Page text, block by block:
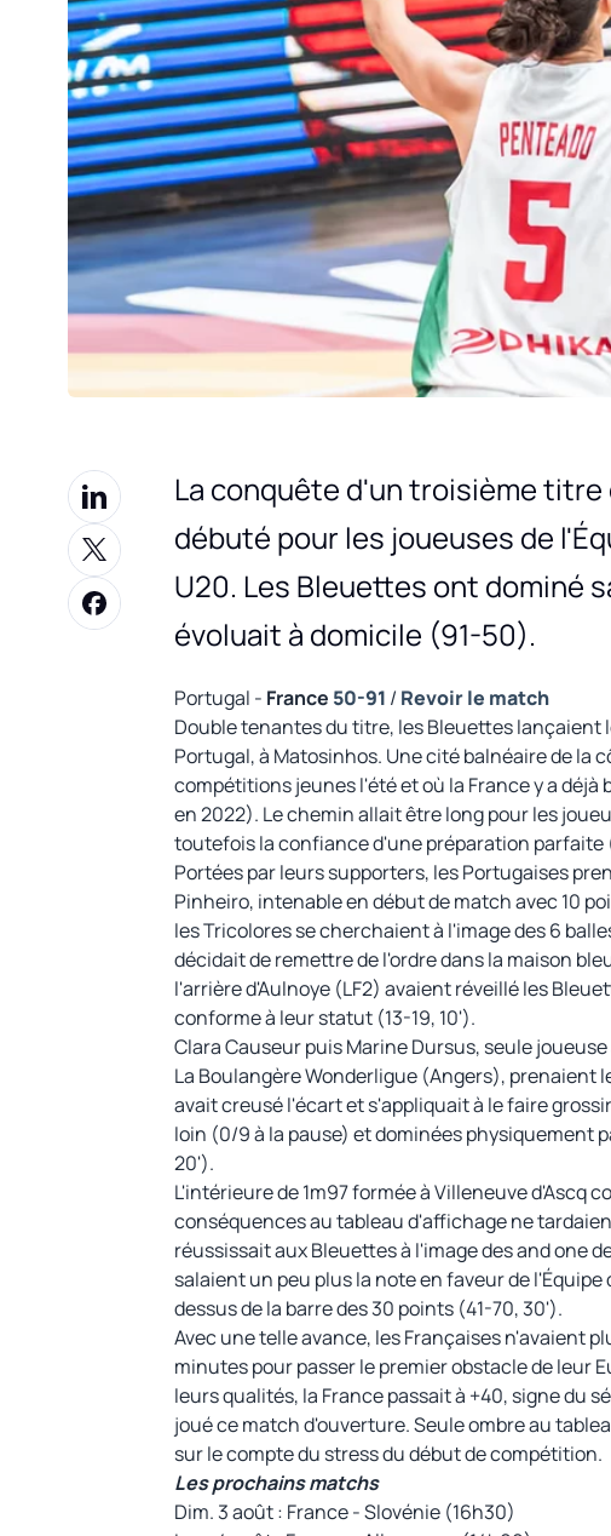
La conquête d'un troisième
débuté pour les joueuses de
U20. Les Bleuettes ont dominé
évoluait à domicile (91-50).
Portugal - France 50-91 / Revoir le match
Double tenantes du titre, les Bleuettes lançaient
Portugal, à Matosinhos. Une cité balnéaire de la
compétitions jeunes l'été et où la France y a déjà
en 2022). Le chemin allait être long pour les
toutefois la confiance d'une préparation parfaite
Portées par leurs supporters, les Portugaises
Pinheiro, intenable en début de match avec 10
les Tricolores se cherchaient à l'image des 6
décidait de remettre de l'ordre dans la maison
l'arrière d'Aulnoye (LF2) avaient réveillé les
conforme à leur statut (13-19, 10').
Clara Causeur puis Marine Dursus, seule
La Boulangère Wonderligue (Angers), prenaient
avait creusé l'écart et s'appliquait à le faire
loin (0/9 à la pause) et dominées physiquement
20').
L'intérieure de 1m97 formée à Villeneuve d'Ascq
conséquences au tableau d'affichage ne
réussissait aux Bleuettes à l'image des and one
salaient un peu plus la note en faveur de
dessus de la barre des 30 points (41-70, 30').
Avec une telle avance, les Françaises n'avaient
minutes pour passer le premier obstacle de leur
leurs qualités, la France passait à +40, signe du
joué ce match d'ouverture. Seule ombre au
sur le compte du stress du début de compétition.
Les prochains matchs
Dim. 3 août : France - Slovénie (16h30)